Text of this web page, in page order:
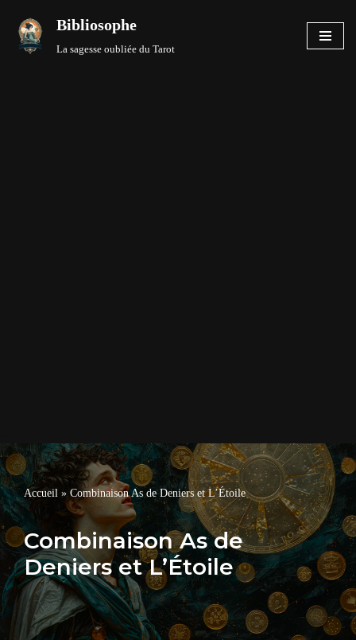
Aller
Bibliosophe
La sagesse oubliée du Tarot
Accueil » Combinaison As de Deniers et L’Étoile
Combinaison As de
Deniers et L’Étoile